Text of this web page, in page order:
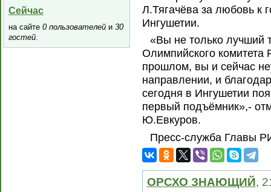
Сейчас
на сайте 0 пользователей и 30
гостей.
Л.Тягачёва за любовь к
Ингушетии.
«Вы не только лучший
Олимпийского комитета
прошлом, вы и сейчас
направлении, и
сегодня в Ингушетии
первый подъёмник»,-
Ю.Евкуров.
Пресс-служба Главы
ОРСХО ЗНАЮЩИЙ,